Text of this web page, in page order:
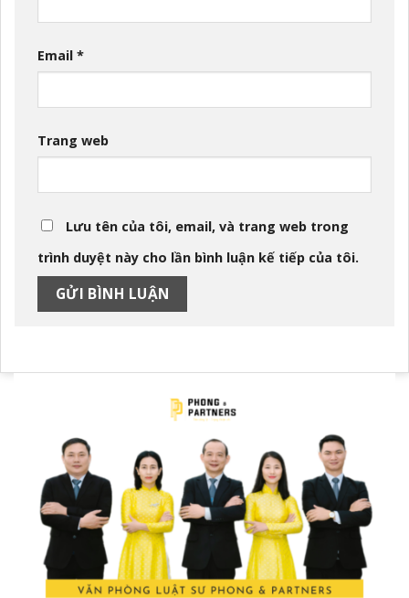
Email *
Trang web
Lưu tên của tôi, email, và trang web trong
trình duyệt này cho lần bình luận kế tiếp của tôi.